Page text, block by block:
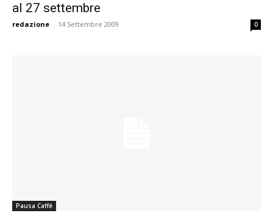
al 27 settembre
redazione - 14 Settembre 2009 0
Pausa Caffè